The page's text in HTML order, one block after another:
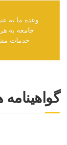
وعده ما به
جامعه به
خدمات